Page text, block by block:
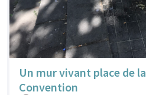
Un mur vivant place de la
Convention